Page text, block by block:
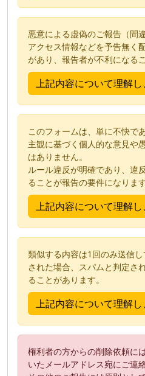
悪意による虚偽のご報告（間
アクセス情報などを予告無く
があり、報告者が不利になる
このフォームは、単に不快で
主観に基づく個人的な意見や
はありません。
ルール違反が明確であり、違
ることが報告の要件になります
類似する内容は1回のみ送信
された場合、スパムと判定さ
ることがあります。
権利者の方からの削除依頼に
いたメールアドレス宛にご連